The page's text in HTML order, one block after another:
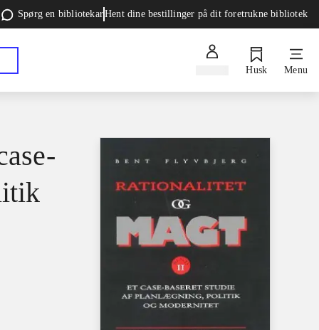
Spørg en bibliotekarHent dine bestillinger på dit foretrukne bibliotek
Husk Menu